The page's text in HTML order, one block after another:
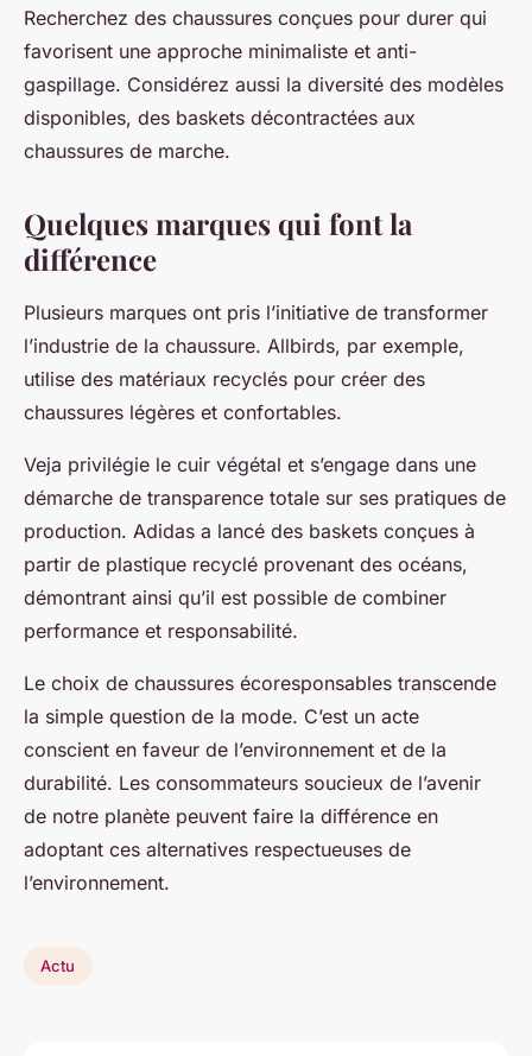
Recherchez des chaussures conçues pour durer qui
favorisent une approche minimaliste et anti-
gaspillage. Considérez aussi la diversité des modèles
disponibles, des baskets décontractées aux
chaussures de marche.
Quelques marques qui font la
différence
Plusieurs marques ont pris l’initiative de transformer
l’industrie de la chaussure. Allbirds, par exemple,
utilise des matériaux recyclés pour créer des
chaussures légères et confortables.
Veja privilégie le cuir végétal et s’engage dans une
démarche de transparence totale sur ses pratiques de
production. Adidas a lancé des baskets conçues à
partir de plastique recyclé provenant des océans,
démontrant ainsi qu’il est possible de combiner
performance et responsabilité.
Le choix de chaussures écoresponsables transcende
la simple question de la mode. C’est un acte
conscient en faveur de l’environnement et de la
durabilité. Les consommateurs soucieux de l’avenir
de notre planète peuvent faire la différence en
adoptant ces alternatives respectueuses de
l’environnement.
Actu